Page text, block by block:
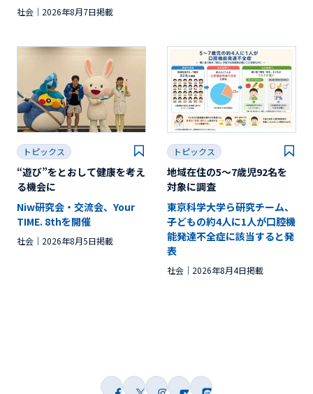
社会 2026年8月7日掲載
トピックス
“遊び”をとおして健康を考え
る機会に
Niw研究会・交流会、Your
TIME. 8thを開催
社会 2026年8月5日掲載
トピックス
地域在住の5～7歳児92名を
対象に調査
東京科学大学ら研究チーム、
子どもの約4人に1人が口腔機
能発達不全症に該当すると発
表
社会 2026年8月4日掲載